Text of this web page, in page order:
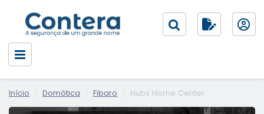
Início Domótica Fibaro Hubs Home Center